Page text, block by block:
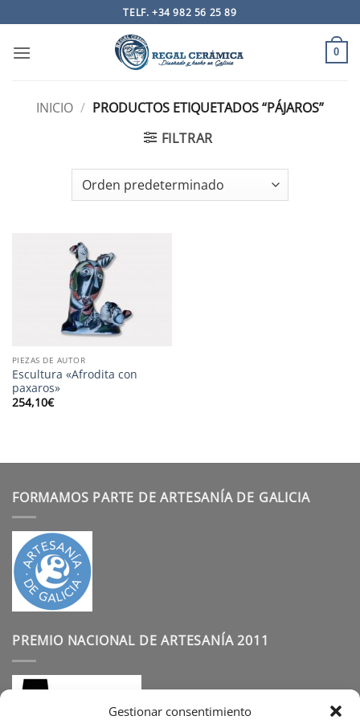
Gestionar consentimiento
al
contenido
TELF. +34 982 56 25 89
0
INICIO / PRODUCTOS ETIQUETADOS “PÁJAROS”
FILTRAR
PIEZAS DE AUTOR
Escultura «Afrodita con
paxaros»
254,10€
FORMAMOS PARTE DE ARTESANÍA DE GALICIA
PREMIO NACIONAL DE ARTESANÍA 2011